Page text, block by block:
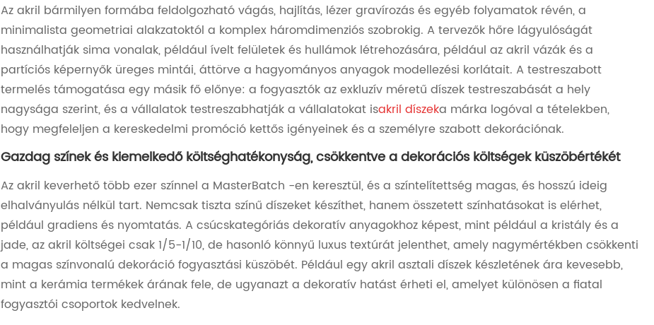
Az akril bármilyen formába feldolgozható vágás, hajlítás, lézer gravírozás és egyéb folyamatok révén, a
minimalista geometriai alakzatoktól a komplex háromdimenziós szobrokig. A tervezők hőre lágyulóságát
használhatják sima vonalak, például ívelt felületek és hullámok létrehozására, például az akril vázák és a
partíciós képernyők üreges mintái, áttörve a hagyományos anyagok modellezési korlátait. A testreszabott
termelés támogatása egy másik fő előnye: a fogyasztók az exkluzív méretű díszek testreszabását a hely
nagysága szerint, és a vállalatok testreszabhatják a vállalatokat isakril díszeka márka logóval a tételekben,
hogy megfeleljen a kereskedelmi promóció kettős igényeinek és a személyre szabott dekorációnak.
Gazdag színek és kiemelkedő költséghatékonyság, csökkentve a dekorációs költségek küszöbértékét
Az akril keverhető több ezer színnel a MasterBatch -en keresztül, és a színtelítettség magas, és hosszú ideig
elhalványulás nélkül tart. Nemcsak tiszta színű díszeket készíthet, hanem összetett színhatásokat is elérhet,
például gradiens és nyomtatás. A csúcskategóriás dekoratív anyagokhoz képest, mint például a kristály és a
jade, az akril költségei csak 1/5-1/10, de hasonló könnyű luxus textúrát jelenthet, amely nagymértékben csökkenti
a magas színvonalú dekoráció fogyasztási küszöbét. Például egy akril asztali díszek készletének ára kevesebb,
mint a kerámia termékek árának fele, de ugyanazt a dekoratív hatást érheti el, amelyet különösen a fiatal
fogyasztói csoportok kedvelnek.